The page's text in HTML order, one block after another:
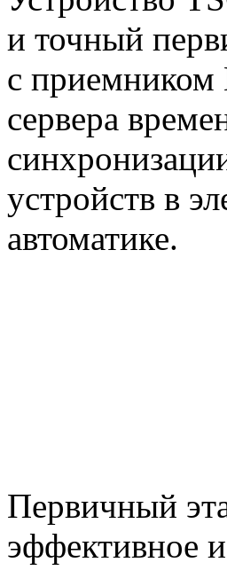
и точный
с
сервера
устройств в
автоматике.
Первичный
эффективное